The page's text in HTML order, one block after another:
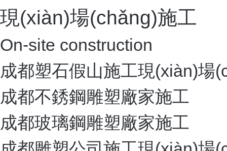
玻璃鋼雕塑
成都雕塑公司
成都雕塑公司
鑄銅雕塑
鑄銅雕塑
成都鑄銅雕塑廠